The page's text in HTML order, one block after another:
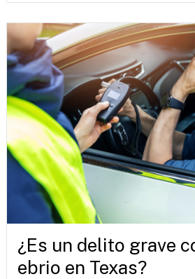
¿Es un delito grave
ebrio en Texas?